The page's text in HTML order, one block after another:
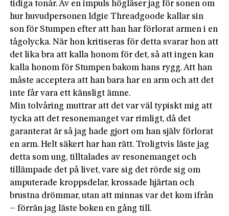
tidiga tonår. Av en impuls högläser jag för sonen om
hur huvudpersonen Idgie Threadgoode kallar sin
son för Stumpen efter att han har förlorat armen i en
tågolycka. När hon kritiseras för detta svarar hon att
det lika bra att kalla honom för det, så att ingen kan
kalla honom för Stumpen bakom hans rygg. Att han
måste acceptera att han bara har en arm och att det
inte får vara ett känsligt ämne.
Min tolvåring muttrar att det var väl typiskt mig att
tycka att det resonemanget var rimligt, då det
garanterat är så jag hade gjort om han själv förlorat
en arm. Helt säkert har han rätt. Troligtvis läste jag
detta som ung, tilltalades av resonemanget och
tillämpade det på livet, vare sig det rörde sig om
amputerade kroppsdelar, krossade hjärtan och
brustna drömmar, utan att minnas var det kom ifrån
– förrän jag läste boken en gång till.